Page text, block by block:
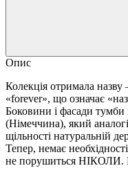
Опис
Колекція отримала
«forever», що означає
Боковини і фасади тумби
(Німеччина), який
щільності натуральній
Тепер, немає
не порушиться